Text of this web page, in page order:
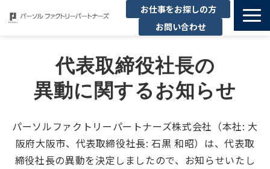
お仕事をお探しの方
お問い合わせ
サービス一覧
企業情報
新卒・キャリア採用TOP
セミナー
代表取締役社長の
異動に関するお知らせ
パーソルファクトリーパートナーズ株式会社（本社: 大
阪府大阪市、代表取締役社長: 石黒 和昭）は、代表取
締役社長の異動を決定しましたので、お知らせいたし